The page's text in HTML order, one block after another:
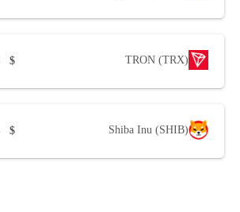
TRON (TRX)
$
Shiba Inu (SHIB)
$